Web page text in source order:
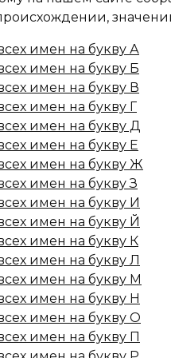
имен на букву А
имен на букву Б
имен на букву В
имен на букву Г
имен на букву Д
имен на букву Е
имен на букву Ж
имен на букву З
имен на букву И
имен на букву Й
имен на букву К
имен на букву Л
имен на букву М
имен на букву Н
имен на букву О
имен на букву П